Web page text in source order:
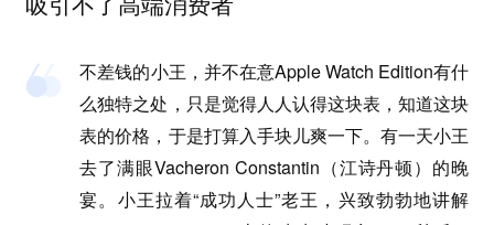
不差钱的小王，并不在意Apple Watch Edition有什
么独特之处，只是觉得人人认得这块表，知道这块
表的价格，于是打算入手块儿爽一下。有一天小王
去了满眼Vacheron Constantin（江诗丹顿）的晚
宴。小王拉着“成功人士”老王，兴致勃勃地讲解